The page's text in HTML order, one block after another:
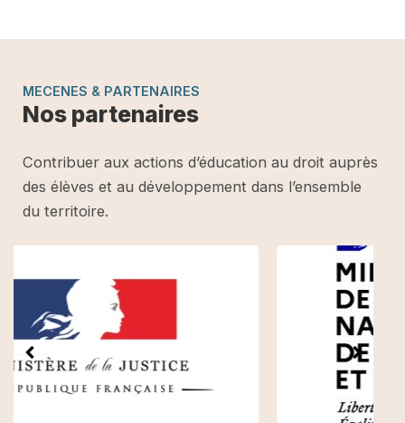
MECENES & PARTENAIRES
Nos partenaires
Contribuer aux actions d’éducation au droit auprès
des élèves et au développement dans l’ensemble
du territoire.